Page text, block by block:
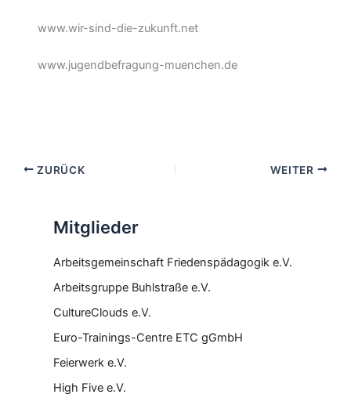
www.wir-sind-die-zukunft.net
www.jugendbefragung-muenchen.de
ZURÜCK WEITER
Mitglieder
Arbeitsgemeinschaft Friedenspädagogik e.V.
Arbeitsgruppe Buhlstraße e.V.
CultureClouds e.V.
Euro-Trainings-Centre ETC gGmbH
Feierwerk e.V.
High Five e.V.